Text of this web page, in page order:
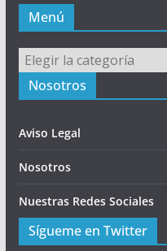
Menú
Menú
Nosotros
Aviso Legal
Nosotros
Nuestras Redes Sociales
Sígueme en Twitter